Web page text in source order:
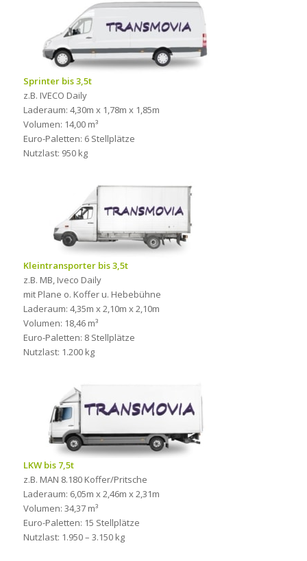
Sprinter bis 3,5t
z.B. IVECO Daily
Laderaum: 4,30m x 1,78m x 1,85m
Volumen: 14,00 m³
Euro-Paletten: 6 Stellplätze
Nutzlast: 950 kg
Kleintransporter bis 3,5t
z.B. MB, Iveco Daily
mit Plane o. Koffer u. Hebebühne
Laderaum: 4,35m x 2,10m x 2,10m
Volumen: 18,46 m³
Euro-Paletten: 8 Stellplätze
Nutzlast: 1.200 kg
LKW bis 7,5t
z.B. MAN 8.180 Koffer/Pritsche
Laderaum: 6,05m x 2,46m x 2,31m
Volumen: 34,37 m³
Euro-Paletten: 15 Stellplätze
Nutzlast: 1.950 – 3.150 kg